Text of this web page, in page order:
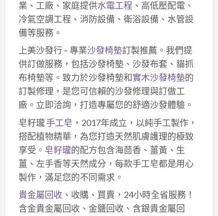
業、工廠、家庭提供水電工程 、高低壓配電、
冷氣空調工程、消防設備、衛浴設備、水管設
備等服務。
上美沙發行 – 專業沙發椅墊訂製推薦。我們提
供訂做服務，包括沙發椅墊、沙發布套、貓抓
布椅墊等。致力於沙發椅墊和實木沙發椅墊的
訂製修理，是您可信賴的沙發修理與訂做工
廠。立即洽詢，打造專屬您的舒適沙發體驗。
皂籽瓏手工皂 ，2017年成立，以純手工製作，
搭配植物精華，為您打造天然肌膚護理的極致
享受。 皂籽瓏的配方包含海茴香、薑黃、生
薑、左手香等天然成分，每款手工皂都是用心
製作，滿足您的不同需求。
貴金屬回收、收購、買賣，24小時全省服務！
含金貴金屬回收、金鹽回收、含銀貴金屬回